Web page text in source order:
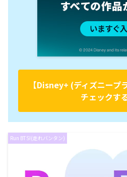
【Disney+ (ディズニープ
チェックす
Run BTS!(走れバンタン)